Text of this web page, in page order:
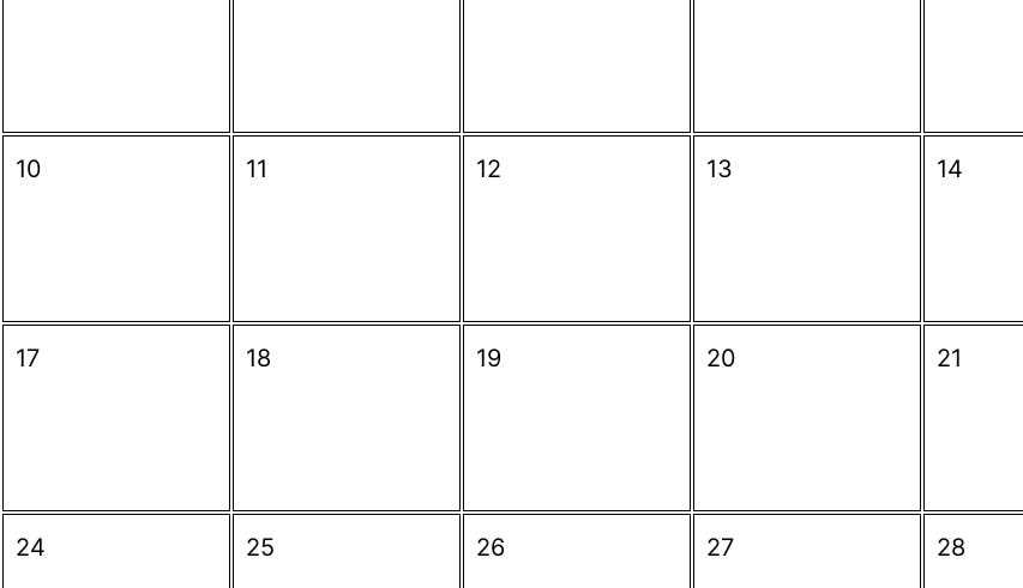
10 11 12 13 14
17 18 19 20 21
24 25 26 27 28